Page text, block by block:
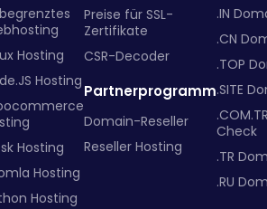
Hosting
Hosting
Hosting
Hosting
Hosting
Preise für SSL-
Zertifikate
CSR-Decoder
Partnerprogramm
Domain-Reseller
Reseller Hosting
.IN
.CN
.TOP
.SITE
Check
.TR
.RU